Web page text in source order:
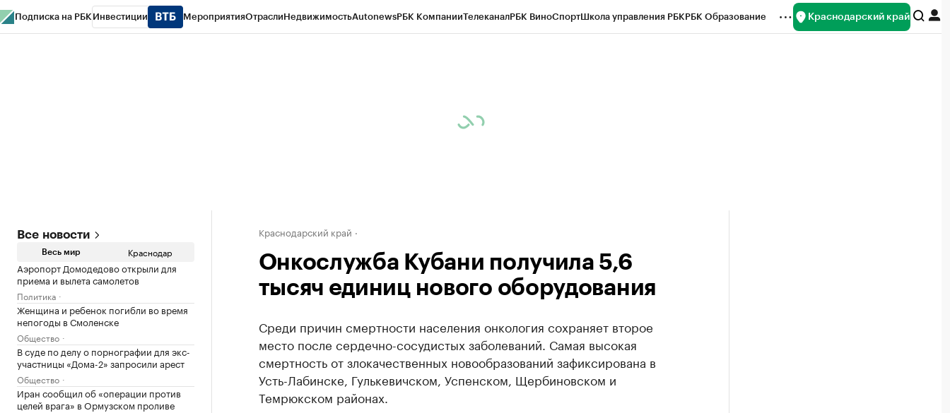
Подписка на РБК Инвестиции МероприятияОтраслиНедвижимостьAutonewsРБК КомпанииТелеканалРБК ВиноСпортШкола управления РБКРБК Образование Краснодарский край
Все новости
Весь мир Краснодар
Аэропорт Домодедово открыли для
приема и вылета самолетов
Политика
Женщина и ребенок погибли во время
непогоды в Смоленске
Общество
В суде по делу о порнографии для экс-
участницы «Дома-2» запросили арест
Общество
Иран сообщил об «операции против
целей врага» в Ормузском проливе
Краснодарский край
Онкослужба Кубани получила 5,6
тысяч единиц нового оборудования
Среди причин смертности населения онкология сохраняет второе
место после сердечно-сосудистых заболеваний. Самая высокая
смертность от злокачественных новообразований зафиксирована в
Усть-Лабинске, Гулькевичском, Успенском, Щербиновском и
Темрюкском районах.